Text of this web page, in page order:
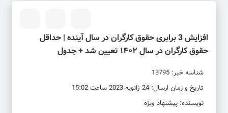
افزایش 3 برابری حقوق کارگران در سال آینده | حداقل
حقوق کارگران در سال ۱۴۰۲ تعیین شد + جدول
شناسه خبر: 13795
تاریخ و زمان ارسال: 24 ژانویه 2023 ساعت 15:02
نویسنده: پیشنهاد ویژه